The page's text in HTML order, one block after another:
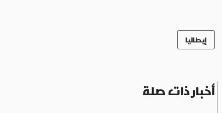
إيطاليا
أخبار ذات صلة